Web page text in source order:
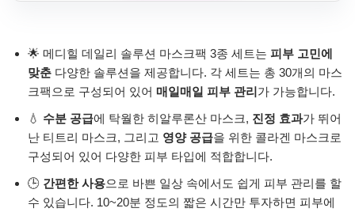
🌟 메디힐 데일리 솔루션 마스크팩 3종 세트는 피부 고민에
맞춘 다양한 솔루션을 제공합니다. 각 세트는 총 30개의 마스
크팩으로 구성되어 있어 매일매일 피부 관리가 가능합니다.
💧 수분 공급에 탁월한 히알루론산 마스크, 진정 효과가 뛰어
난 티트리 마스크, 그리고 영양 공급을 위한 콜라겐 마스크로
구성되어 있어 다양한 피부 타입에 적합합니다.
🕒 간편한 사용으로 바쁜 일상 속에서도 쉽게 피부 관리를 할
수 있습니다. 10~20분 정도의 짧은 시간만 투자하면 피부에